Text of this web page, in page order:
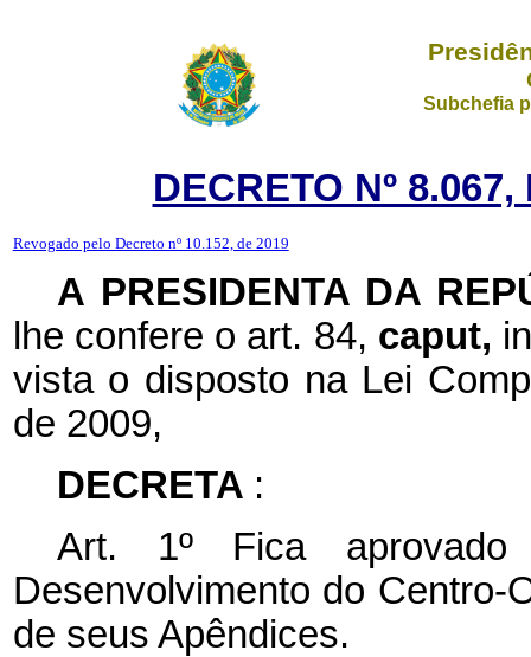
Subchefia
DECRETO Nº
Revogado pelo Decreto nº 10.152, de 2019
A PRESIDENTA DA
lhe confere o art. 84, caput,
vista o disposto na Lei
de 2009,
DECRETA :
Art. 1º Fica
Desenvolvimento do
de seus Apêndices.